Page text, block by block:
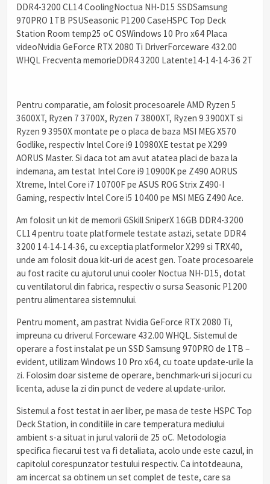
DDR4-3200 CL14 CoolingNoctua NH-D15 SSDSamsung
970PRO 1TB PSUSeasonic P1200 CaseHSPC Top Deck
Station Room temp25 oC OSWindows 10 Pro x64 Placa
videoNvidia GeForce RTX 2080 Ti DriverForceware 432.00
WHQL Frecventa memorieDDR4 3200 Latente14-14-14-36 2T
Pentru comparatie, am folosit procesoarele AMD Ryzen 5
3600XT, Ryzen 7 3700X, Ryzen 7 3800XT, Ryzen 9 3900XT si
Ryzen 9 3950X montate pe o placa de baza MSI MEG X570
Godlike, respectiv Intel Core i9 10980XE testat pe X299
AORUS Master. Si daca tot am avut atatea placi de baza la
indemana, am testat Intel Core i9 10900K pe Z490 AORUS
Xtreme, Intel Core i7 10700F pe ASUS ROG Strix Z490-I
Gaming, respectiv Intel Core i5 10400 pe MSI MEG Z490 Ace.
Am folosit un kit de memorii GSkill SniperX 16GB DDR4-3200
CL14 pentru toate platformele testate astazi, setate DDR4
3200 14-14-14-36, cu exceptia platformelor X299 si TRX40,
unde am folosit doua kit-uri de acest gen. Toate procesoarele
au fost racite cu ajutorul unui cooler Noctua NH-D15, dotat
cu ventilatorul din fabrica, respectiv o sursa Seasonic P1200
pentru alimentarea sistemnului.
Pentru moment, am pastrat Nvidia GeForce RTX 2080 Ti,
impreuna cu driverul Forceware 432.00 WHQL. Sistemul de
operare a fost instalat pe un SSD Samsung 970PRO de 1TB –
evident, utilizam Windows 10 Pro x64, cu toate update-urile la
zi. Folosim doar sisteme de operare, benchmark-uri si jocuri cu
licenta, aduse la zi din punct de vedere al update-urilor.
Sistemul a fost testat in aer liber, pe masa de teste HSPC Top
Deck Station, in conditiile in care temperatura mediului
ambient s-a situat in jurul valorii de 25 oC. Metodologia
specifica fiecarui test va fi detaliata, acolo unde este cazul, in
capitolul corespunzator testului respectiv. Ca intotdeauna,
am incercat sa obtinem un set complet de teste, care sa